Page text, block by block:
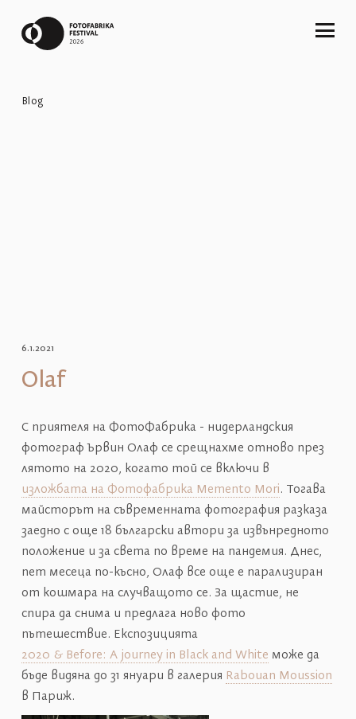
Blog
6.1.2021
Olaf
С приятеля на ФотоФабрика - нидерландския
фотограф Ървин Олаф се срещнахме отново през
лятото на 2020, когато той се включи в
изложбата на Фотофабрика Memento Mori. Тогава
майсторът на съвременната фотография разказа
заедно с още 18 български автори за извънредното
положение и за света по време на пандемия. Днес,
пет месеца по-късно, Олаф все още е парализиран
от кошмара на случващото се. За щастие, не
спира да снима и предлага ново фото
пътешествие. Експозицията
2020 & Before: A journey in Black and White може да
бъде видяна до 31 януари в галерия Rabouan Moussion
в Париж.